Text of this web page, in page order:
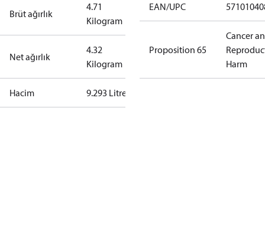
Brüt ağırlık
4.71
Kilogram
Net ağırlık
4.32
Kilogram
Hacim 9.293 Litre
EAN/UPC
Proposition 65
Cancer
Harm